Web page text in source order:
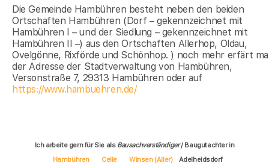
Die Gemeinde Hambühren besteht neben den beiden
Ortschaften Hambühren (Dorf – gekennzeichnet mit
Hambühren I – und der Siedlung – gekennzeichnet mit
Hambühren II –) aus den Ortschaften Allerhop, Oldau,
Ovelgönne, Rixförde und Schönhop. ) noch mehr erfärt
der Adresse der Stadtverwaltung von Hambühren,
Versonstraße 7, 29313 Hambühren oder auf
https://www.hambuehren.de/
Ich arbeite gern für Sie als Bausachverständiger/ Baugutachter in
Hambühren
Celle Winsen (Aller) Adelheidsdorf